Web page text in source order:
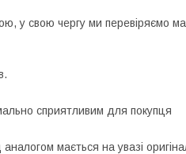
у свою чергу ми перевіряємо
сприятливим для покупця
мається на увазі